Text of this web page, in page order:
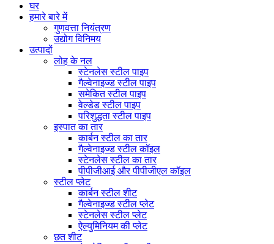
घर
हमारे बारे में
गुणवत्ता नियंत्रण
उद्योग विनिमय
उत्पादों
लोह के नल
स्टेनलेस स्टील पाइप
गैल्वेनाइज्ड स्टील पाइप
समेकित स्टील पाइप
वेल्डेड स्टील पाइप
परिशुद्धता स्टील पाइप
इस्पात का तार
कार्बन स्टील का तार
गैल्वेनाइज्ड स्टील कॉइल
स्टेनलेस स्टील का तार
पीपीजीआई और पीपीजीएल कॉइल
स्टील प्लेट
कार्बन स्टील शीट
गैल्वेनाइज्ड स्टील प्लेट
स्टेनलेस स्टील प्लेट
ऐल्युमिनियम की प्लेट
छत शीट